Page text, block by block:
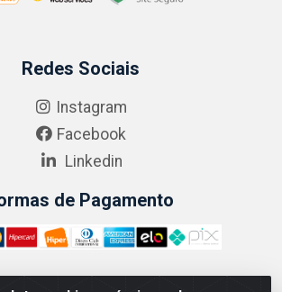
Redes Sociais
Instagram
Facebook
Linkedin
de Pagamento